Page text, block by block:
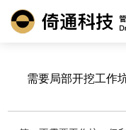
需要局部开挖工作